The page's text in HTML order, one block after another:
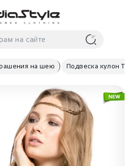
товаров
покупок пуста..
на шею Подвеска кулон